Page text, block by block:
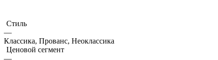
Стиль
—
Классика, Прованс, Неоклассика
Ценовой сегмент
—